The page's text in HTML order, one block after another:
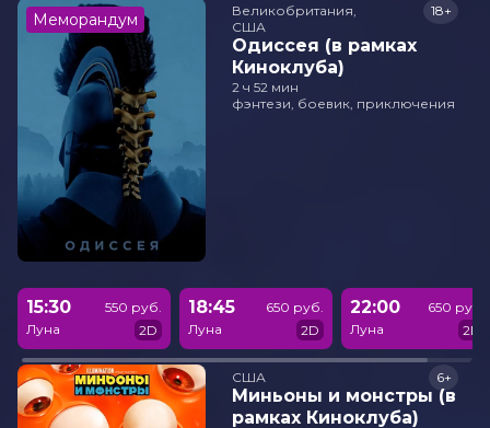
Меморандум
Великобритания,
США
Одиссея (в рамках
Киноклуба)
18+
2 ч 52 мин
фэнтези, боевик, приключения
15:30
Луна
550 руб.
2D
18:45
Луна
650 руб.
2D
22:00
Луна
650 руб.
2D
США
Миньоны и монстры (в
рамках Киноклуба)
6+